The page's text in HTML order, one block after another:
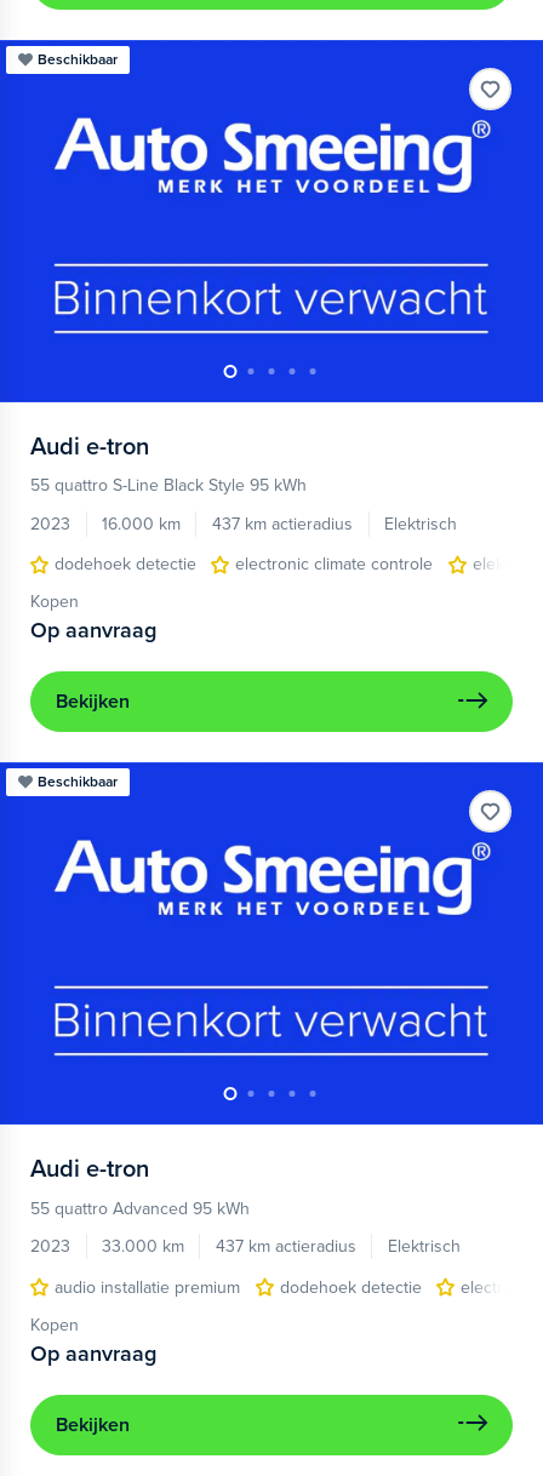
Beschikbaar
Audi e-tron
55 quattro S-Line Black Style 95 kWh
2023
16.000 km 437 km actieradius
Elektrisch
dodehoek detectie
electronic climate controle
Kopen
Op aanvraag
Bekijken
Beschikbaar
Audi e-tron
55 quattro Advanced 95 kWh
2023
33.000 km 437 km actieradius
Elektrisch
audio installatie premium
dodehoek detectie
electronic
Kopen
Op aanvraag
Bekijken